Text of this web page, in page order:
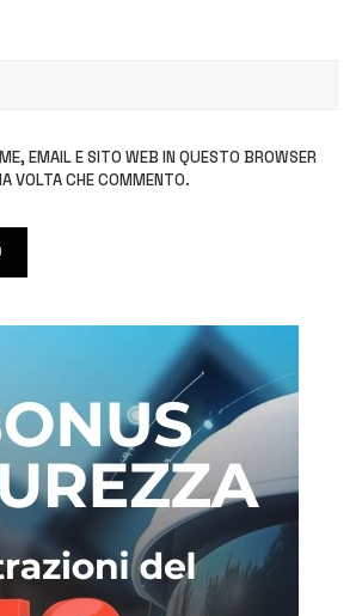
EMAIL E SITO WEB IN QUESTO BROWSER
VOLTA CHE COMMENTO.